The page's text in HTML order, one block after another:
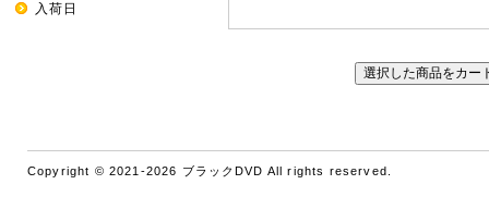
入荷日
Copyright © 2021-2026 ブラックDVD All rights reserved.